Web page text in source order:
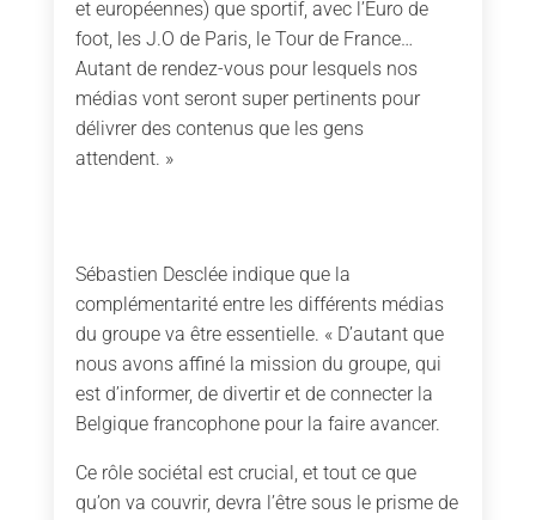
et européennes) que sportif, avec l’Euro de
foot, les J.O de Paris, le Tour de France…
Autant de rendez-vous pour lesquels nos
médias vont seront super pertinents pour
délivrer des contenus que les gens
attendent. »
Sébastien Desclée indique que la
complémentarité entre les différents médias
du groupe va être essentielle. « D’autant que
nous avons affiné la mission du groupe, qui
est d’informer, de divertir et de connecter la
Belgique francophone pour la faire avancer.
Ce rôle sociétal est crucial, et tout ce que
qu’on va couvrir, devra l’être sous le prisme de